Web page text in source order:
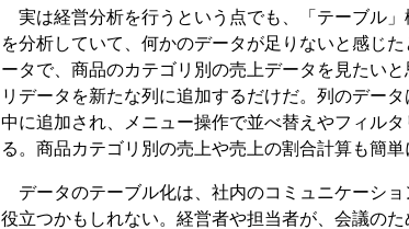
実は経営分析を行うという点でも、「テーブル」
を分析していて、何かのデータが足りないと感じ
ータで、商品のカテゴリ別の売上データを見たい
リデータを新たな列に追加するだけだ。列のデー
中に追加され、メニュー操作で並べ替えやフィル
る。商品カテゴリ別の売上や売上の割合計算も簡単
データのテーブル化は、社内のコミュニケーショ
役立つかもしれない。経営者や担当者が、会議の